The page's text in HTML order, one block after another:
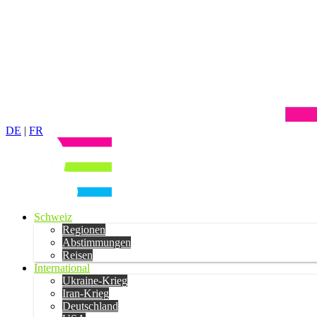
DE | FR
Schweiz
Regionen
Abstimmungen
Reisen
International
Ukraine-Krieg
Iran-Krieg
Deutschland